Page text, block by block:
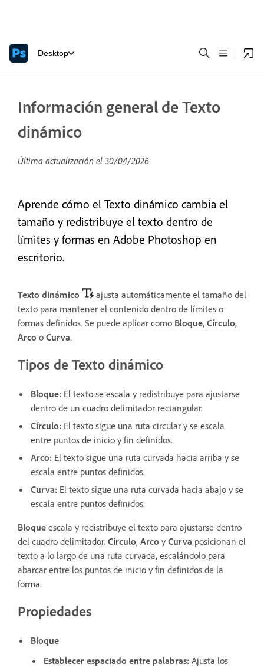
Desktop
Información general de Texto
dinámico
Última actualización el 30/04/2026
Aprende cómo el Texto dinámico cambia el
tamaño y redistribuye el texto dentro de
límites y formas en Adobe Photoshop en
escritorio.
Texto dinámico
ajusta automáticamente el tamaño del
texto para mantener el contenido dentro de límites o
formas definidos. Se puede aplicar como Bloque, Círculo,
Arco o Curva.
Tipos de Texto dinámico
Bloque: El texto se escala y redistribuye para ajustarse
dentro de un cuadro delimitador rectangular.
Círculo: El texto sigue una ruta circular y se escala
entre puntos de inicio y fin definidos.
Arco: El texto sigue una ruta curvada hacia arriba y se
escala entre puntos definidos.
Curva: El texto sigue una ruta curvada hacia abajo y se
escala entre puntos definidos.
Bloque escala y redistribuye el texto para ajustarse dentro
del cuadro delimitador. Círculo, Arco y Curva posicionan el
texto a lo largo de una ruta curvada, escalándolo para
abarcar entre los puntos de inicio y fin definidos de la
forma.
Propiedades
Bloque
Establecer espaciado entre palabras: Ajusta los